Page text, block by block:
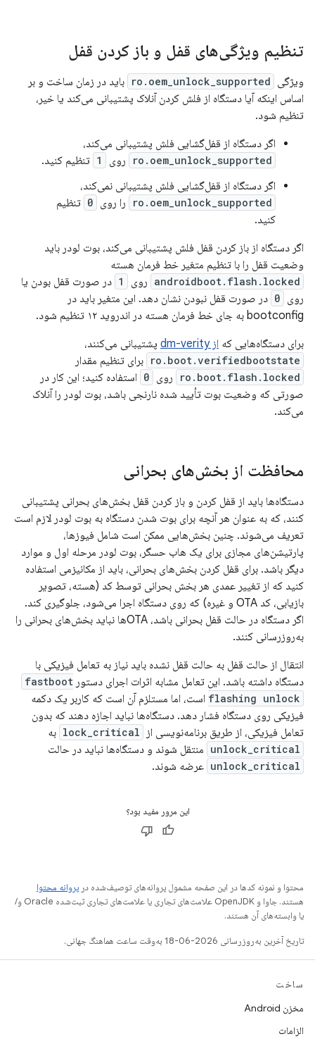
تنظیم ویژگی‌های قفل و باز کردن قفل
ویژگی ro.oem_unlock_supported باید در زمان ساخت و بر
اساس اینکه آیا دستگاه از فلش کردن آنلاک پشتیبانی می‌کند یا خیر،
تنظیم شود.
اگر دستگاه از قفل‌گشایی فلش پشتیبانی می‌کند،
ro.oem_unlock_supported روی 1 تنظیم کنید.
اگر دستگاه از قفل‌گشایی فلش پشتیبانی نمی‌کند،
ro.oem_unlock_supported را روی 0 تنظیم
کنید.
اگر دستگاه از باز کردن قفل فلش پشتیبانی می‌کند، بوت لودر باید
وضعیت قفل را با تنظیم متغیر خط فرمان هسته
androidboot.flash.locked روی 1 در صورت قفل بودن یا
روی 0 در صورت قفل نبودن نشان دهد. این متغیر باید در
bootconfig به جای خط فرمان هسته در اندروید ۱۲ تنظیم شود.
برای دستگاه‌هایی که از dm-verity پشتیبانی می‌کنند،
ro.boot.verifiedbootstate برای تنظیم مقدار
ro.boot.flash.locked روی 0 استفاده کنید؛ این کار در
صورتی که وضعیت بوت تأیید شده نارنجی باشد، بوت لودر را آنلاک
می‌کند.
محافظت از بخش‌های بحرانی
دستگاه‌ها باید از قفل کردن و باز کردن قفل بخش‌های بحرانی پشتیبانی
کنند، که به عنوان هر آنچه برای بوت شدن دستگاه به بوت لودر لازم است
تعریف می‌شوند. چنین بخش‌هایی ممکن است شامل فیوزها،
پارتیشن‌های مجازی برای یک هاب حسگر، بوت لودر مرحله اول و موارد
دیگر باشد. برای قفل کردن بخش‌های بحرانی، باید از مکانیزمی استفاده
کنید که از تغییر عمدی هر بخش بحرانی توسط کد (هسته، تصویر
بازیابی، کد OTA و غیره) که روی دستگاه اجرا می‌شود، جلوگیری کند.
اگر دستگاه در حالت قفل بحرانی باشد، OTAها نباید بخش‌های بحرانی را
به‌روزرسانی کنند.
انتقال از حالت قفل به حالت قفل نشده باید نیاز به تعامل فیزیکی با
دستگاه داشته باشد. این تعامل مشابه اثرات اجرای دستور fastboot
flashing unlock است، اما مستلزم آن است که کاربر یک دکمه
فیزیکی روی دستگاه فشار دهد. دستگاه‌ها نباید اجازه دهند که بدون
تعامل فیزیکی، از طریق برنامه‌نویسی از
lock_critical به
unlock_critical منتقل شوند و دستگاه‌ها نباید در حالت
unlock_critical عرضه شوند.
این مرور مفید بود؟
محتوا و نمونه کدها در این صفحه مشمول پروانه‌های توصیف‌شده در پروانه محتوا
هستند. جاوا و OpenJDK علامت‌های تجاری یا علامت‌های تجاری ثبت‌شده Oracle و/
یا وابسته‌های آن هستند.
تاریخ آخرین به‌روزرسانی 2026-06-18 به‌وقت ساعت هماهنگ جهانی.
ساخت
مخزن Android
الزامات